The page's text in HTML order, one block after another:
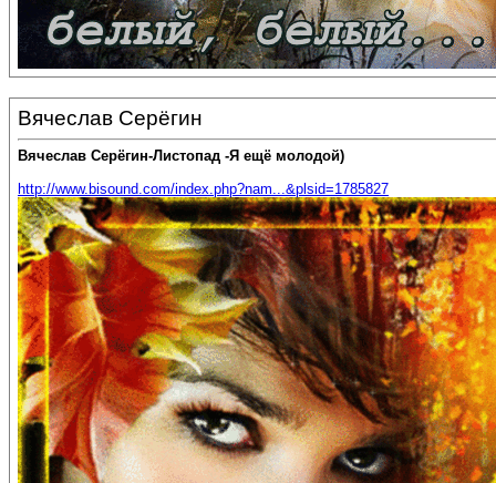
Вячеслав Серёгин
Вячеслав Серёгин-Листопад -Я ещё молодой)
http://www.bisound.com/index.php?nam...&plsid=1785827